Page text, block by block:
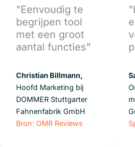
"Eenvoudig te
begrijpen tool
met een groot
aantal functies"
Christian Billmann,
Hoofd Marketing bij
DOMMER Stuttgarter
Fahnenfabrik GmbH
Bron: OMR Reviews